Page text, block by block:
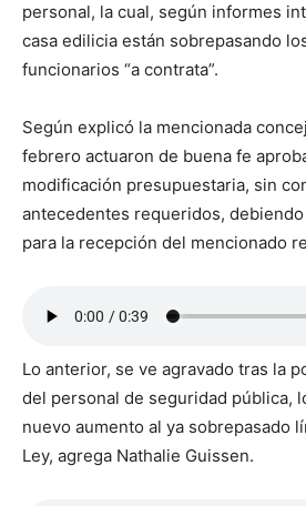
personal, la cual, según informes
casa edilicia están sobrepasando
funcionarios “a contrata”.
Según explicó la mencionada
febrero actuaron de buena fe
modificación presupuestaria, sin
antecedentes requeridos,
para la recepción del mencionado
Lo anterior, se ve agravado tras la
del personal de seguridad pública,
nuevo aumento al ya sobrepasado
Ley, agrega Nathalie Guissen.